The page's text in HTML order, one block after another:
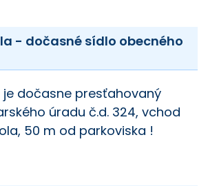
- dočasné sídlo obecného
je dočasne presťahovaný
úradu č.d. 324, vchod
50 m od parkoviska !